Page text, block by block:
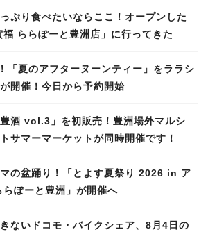
ぷり食べたいならここ！オープンした
福 ららぽーと豊洲店」に行ってきた
「夏のアフターヌーンティー」をララシ
開催！今日から予約開始
酒 vol.3」を初販売！豊洲場外マルシ
サマーマーケットが同時開催です！
の盆踊り！「とよす夏祭り 2026 in ア
らぽーと豊洲」が開催へ
ないドコモ・バイクシェア、8月4日の